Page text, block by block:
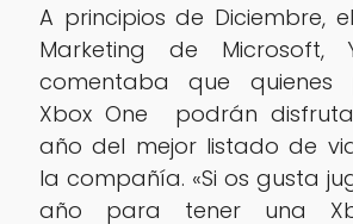
A principios de Diciembre,
Marketing de Microsoft,
comentaba que quienes
Xbox One podrán
año del mejor listado de
la compañía. «Si os gusta
año para tener una